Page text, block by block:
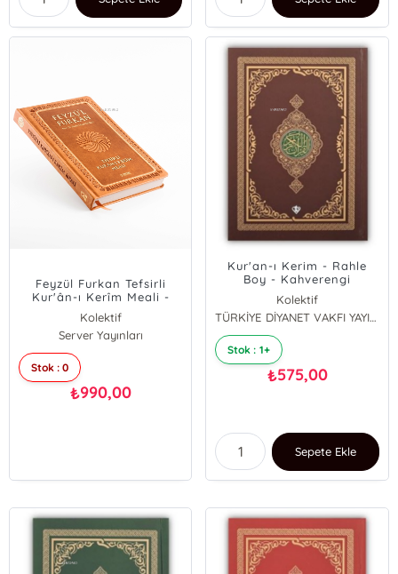
Feyzül Furkan Tefsirli
Kur'ân-ı Kerîm Meali -
Orta Boy - Ciltli - Taba
Kolektif
Server Yayınları
Stok : 0
₺990,00
Kur'an-ı Kerim - Rahle
Boy - Kahverengi
Kolektif
TÜRKİYE DİYANET VAKFI YAYINLARI
Stok : 1+
₺575,00
Sepete Ekle